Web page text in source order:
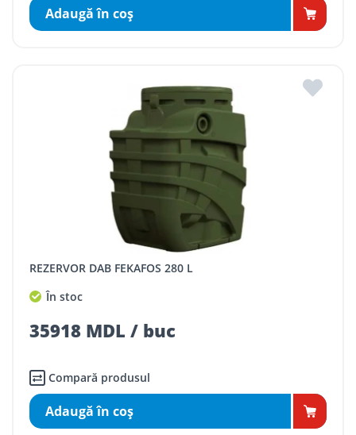
Adaugă în coş
REZERVOR DAB FEKAFOS 280 L
În stoc
35918 MDL / buc
Compară produsul
Adaugă în coş